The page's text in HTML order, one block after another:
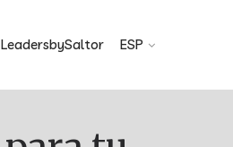
LeadersbySaltor ESP